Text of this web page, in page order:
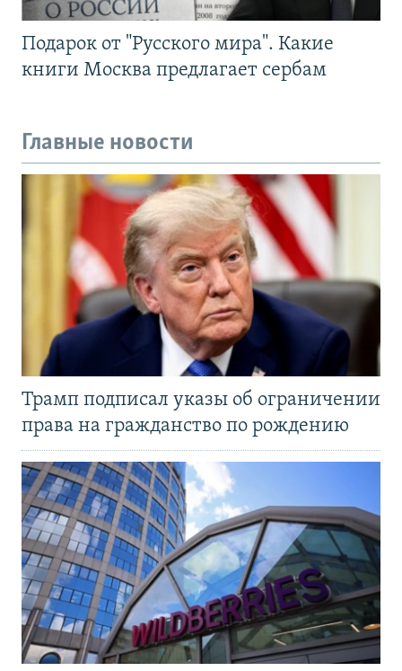
Подарок от "Русского мира". Какие
книги Москва предлагает сербам
Главные новости
Трамп подписал указы об ограничении
права на гражданство по рождению